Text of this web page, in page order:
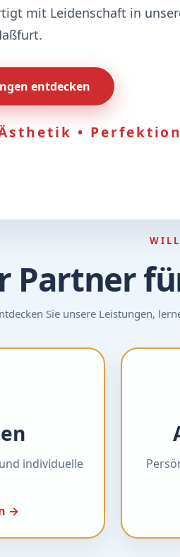
mit Leidenschaft in
entdecken
Partner
Sie unsere Leistungen,
individuelle
→